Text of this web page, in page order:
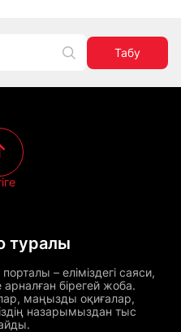
Табу
туралы
– еліміздегі саяси,
бірегей жоба.
маңызды оқиғалар,
назарымыздан тыс